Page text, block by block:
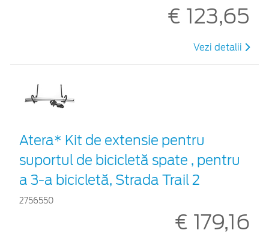
€ 123,65
Vezi detalii
Atera* Kit de extensie pentru
suportul de bicicletă spate , pentru
a 3-a bicicletă, Strada Trail 2
2756550
€ 179,16